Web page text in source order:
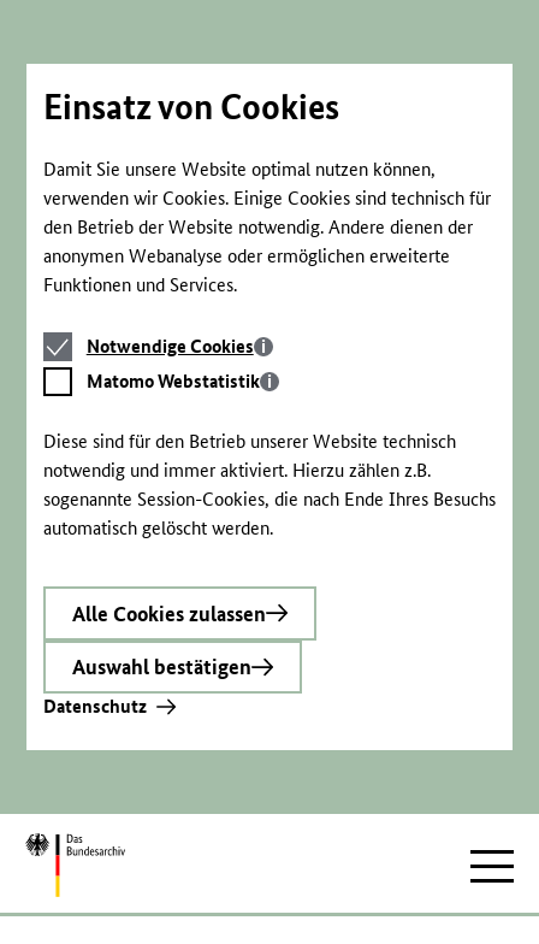
Einsatz von Cookies
Damit Sie unsere Website optimal nutzen können,
verwenden wir Cookies. Einige Cookies sind technisch für
den Betrieb der Website notwendig. Andere dienen der
anonymen Webanalyse oder ermöglichen erweiterte
Funktionen und Services.
Notwendige
Cookies
Notwendige Cookies
Matomo
Webstatistik
Matomo Webstatistik
Diese sind für den Betrieb unserer Website technisch
notwendig und immer aktiviert. Hierzu zählen z.B.
sogenannte Session-Cookies, die nach Ende Ihres Besuchs
automatisch gelöscht werden.
Alle Cookies zulassen
Auswahl bestätigen
Datenschutz
Zur